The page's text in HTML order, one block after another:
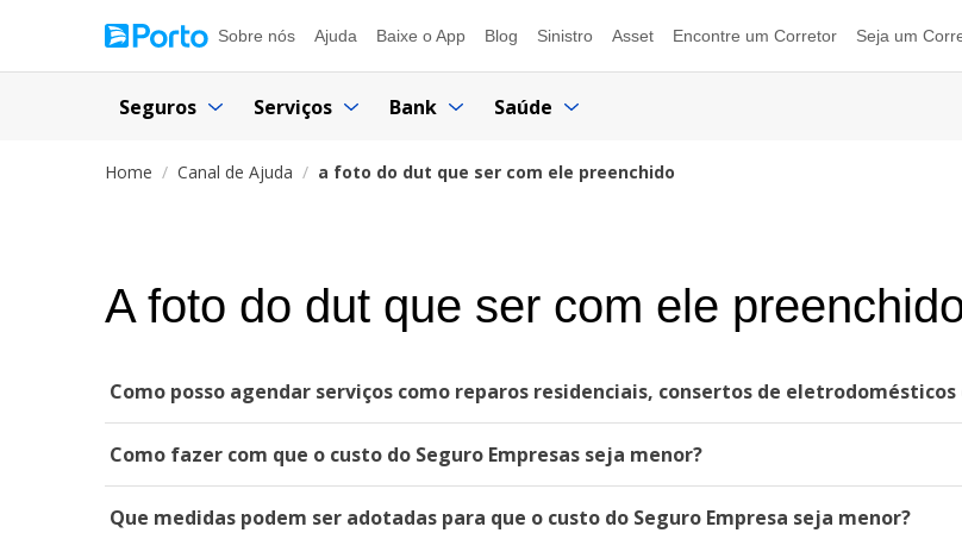
Sobre nós Ajuda Baixe o App Blog Sinistro Asset Encontre um Corretor Seja um
Seguros Serviços Bank Saúde
Home Canal de Ajuda a foto do dut que ser com ele preenchido
A foto do dut que ser com ele
Como posso agendar serviços como reparos residenciais, consertos de eletrodomésticos
Como fazer com que o custo do Seguro Empresas seja menor?
Que medidas podem ser adotadas para que o custo do Seguro Empresa seja menor?